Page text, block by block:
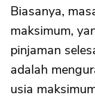
Biasanya,
maksimum,
pinjaman
adalah
usia